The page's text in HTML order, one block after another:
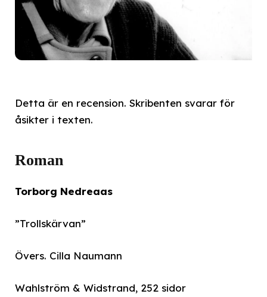
Detta är en recension. Skribenten svarar för
åsikter i texten.
Roman
Torborg Nedreaas
”Trollskärvan”
Övers. Cilla Naumann
Wahlström & Widstrand, 252 sidor